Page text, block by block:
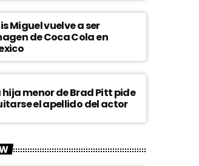
Miguel vuelve a ser
de Coca Cola en
hija menor de Brad Pitt pide
el apellido del actor